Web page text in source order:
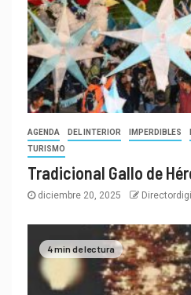
AGENDA DEL INTERIOR IMPERDIBLES
TURISMO
Tradicional Gallo de
diciembre 20, 2025
4 min de lectura